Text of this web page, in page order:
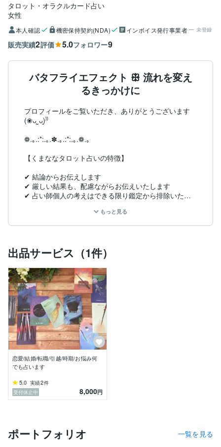
タロット・オラクルカード占い
女性
本人確認 機密保持契約(NDA) インボイス発行事業者 未登録
販売実績2評価 5.0フォロワー9
バタフライエフェクト ꕥ 流れを変え
るきっかけに
プロフィールをご覧いただき、ありがとうございます
(❀ᴗ͈ˬᴗ͈)⁾⁾
❁.｡.:*:.｡.✽.｡.:*:.｡.❁.｡
【くまななタロット占いの特徴】
✔︎ 結論からお伝えします
✔︎ 厳しい結果も、配慮ながらお伝えいたします
✔︎ 占い師個人の考えはできる限り鑑定から排除いたし
✔︎ ３種類の入口をご用意しております
・C　心理相談（話したい方、占いジプシーの方、お
悩みを根本から解決したい方、内面の気付き重視　※凝
っている部分をほぐすには、不快感や痛みを感じる場合
もあります。時間差で効くことも多いです）
https://coconala.com/blogs/2886458/175867
❁.｡.:*:.｡.✽.｡.:*:.｡.❁.｡
【読んでも読まなくてもよいやつ】
https://coconala.com/blogs/2886458/221654
https://coconala.com/blogs/2886458/221659
もっと見る
出品サービス（1件）
恋愛/結婚/転職/引越/時期/お悩み何
でも占います
5.0 実績2件
受付休止中
8,000円
ポートフォリオ 一覧を見る